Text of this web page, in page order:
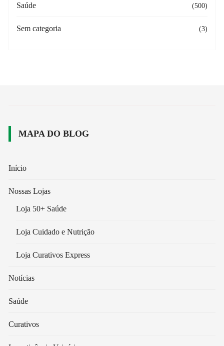
Saúde (500)
Sem categoria (3)
MAPA DO BLOG
Início
Nossas Lojas
Loja 50+ Saúde
Loja Cuidado e Nutrição
Loja Curativos Express
Notícias
Saúde
Curativos